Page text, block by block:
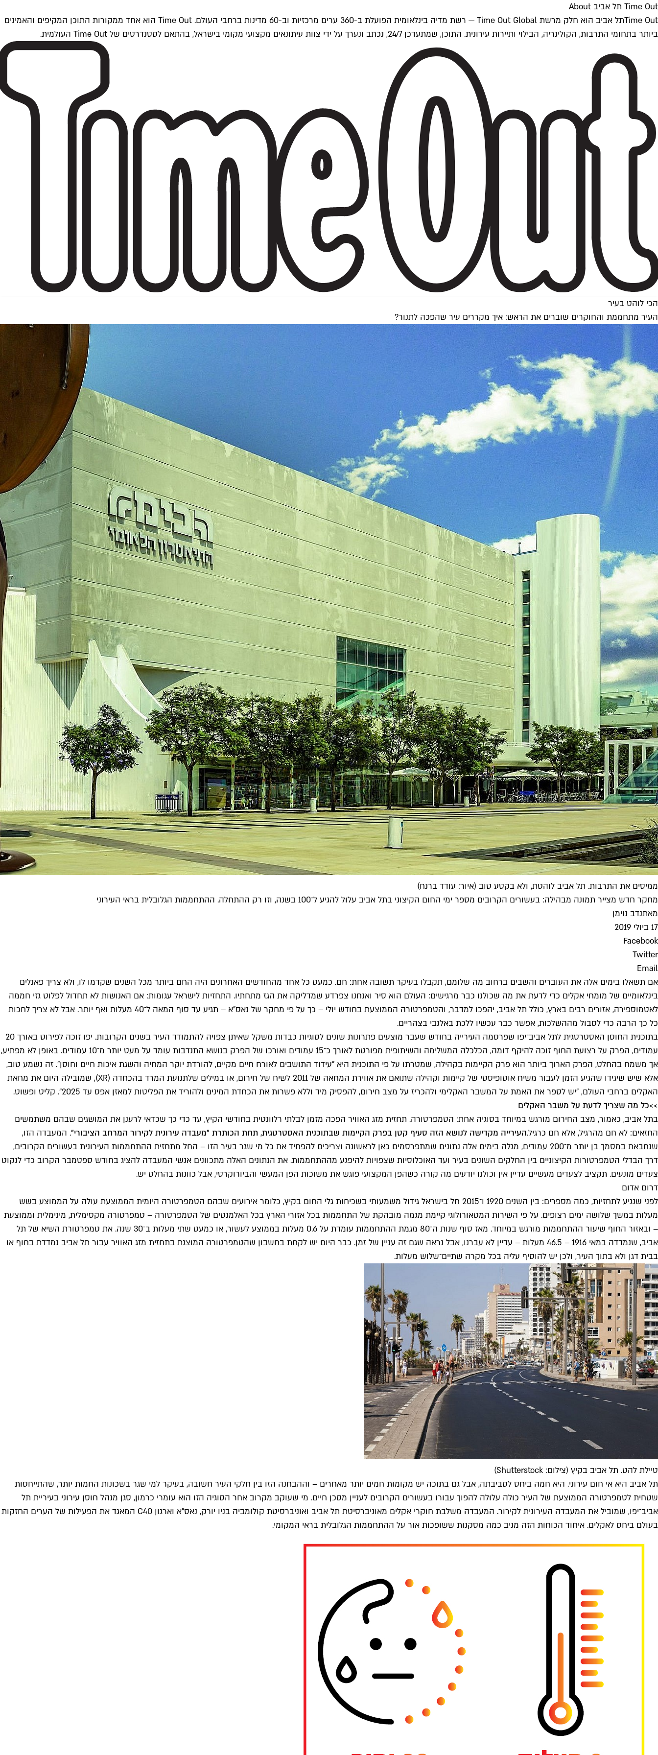
Time Out תל אביב About
Time Outתל אביב הוא חלק מרשת Time Out Global — רשת מדיה בינלאומית הפועלת ב-360 ערים מרכזיות וב-60 מדינות ברחבי העולם. Time Out הוא אחד ממקורות התוכן המקיפים והאמינים
ביותר בתחומי התרבות, הקולינריה, הבילוי ותיירות עירונית. התוכן, שמתעדכן 24/7, נכתב ונערך על ידי צוות עיתונאים מקצועי מקומי בישראל, בהתאם לסטנדרטים של Time Out העולמית.
הכי לוהט בעיר
העיר מתחממת והחוקרים שוברים את הראש: איך מקררים עיר שהפכה לתנור?
ממיסים את התרבות. תל אביב לוהטת, ולא בקטע טוב (איור: עודד ברנח)
מחקר חדש מצייר תמונה מבהילה: בעשורים הקרובים מספר ימי החום הקיצוני בתל אביב עלול להגיע ל־100 בשנה, וזו רק ההתחלה. ההתחממות הגלובלית בראי העירוני
מאתנדב נוימן
17 ביולי 2019
Facebook
Twitter
Email
אם תשאלו בימים אלה את העוברים והשבים ברחוב מה שלומם, תקבלו בעיקר תשובה אחת: חם. כמעט כל אחד מהחודשים האחרונים היה החם ביותר מכל השנים שקדמו לו, ולא צריך פאנלים
בינלאומיים של מומחי אקלים כדי לדעת את מה שכולנו כבר מרגישים: העולם הוא סיר ואנחנו צפרדע שמדליקה את הגז מתחתיו. התחזיות לישראל עגומות: אם האנושות לא תחדול לפלוט גזי חממה
לאטמוספירה, אזורים רבים בארץ, כולל תל אביב, יהפכו למדבר, והטמפרטורה הממוצעת בחודש יולי – כך על פי מחקר של נאס"א – תגיע עד סוף המאה ל־40 מעלות ואף יותר. אבל לא צריך לחכות
כל כך הרבה כדי לסבול מההשלכות, אפשר כבר עכשיו ללכת באלנבי בצהריים.
בתוכנית החוסן האסטרטגית לתל אביב־יפו שפרסמה העירייה בחודש שעבר מוצעים פתרונות שונים לסוגיות כבדות משקל שאיתן צפויה להתמודד העיר בשנים הקרובות. יפו זוכה לפירוט באורך 20
עמודים, הפרק על רצועת החוף זוכה להיקף דומה, הכלכלה המשלימה והשיתופית מפורטת לאורך כ־15 עמודים ואורכו של הפרק בנושא התנדבות עומד על מעט יותר מ־10 עמודים. באופן לא מפתיע,
אך משמח בהחלט, הפרק הארוך ביותר הוא פרק הקיימות בקהילה, שמטרתו על פי התוכנית היא "עידוד התושבים לאורח חיים מקיים, להורדת יוקר המחיה והשגת איכות חיים וחוסן". זה נשמע טוב,
אלא שיש שיגידו שהגיע הזמן לעבור משיח אוטופיסטי של קיימות וקהילה שתואם את אווירת המחאה של 2011 לשיח של חירום, או במילים של
תנועת המרד בהכחדה (XR)
, שמובילה היום את מחאת
האקלים ברחבי העולם, "יש לספר את האמת על המשבר האקלימי ולהכריז על מצב חירום, להפסיק מיד וללא פשרות את הכחדת המינים ולהוריד את הפליטות למאזן אפס עד 2025". קליט ופשוט.
>>כל מה שצריך לדעת על משבר האקלים
בתל אביב, כאמור, מצב החירום מורגש במיוחד בסוגיה אחת: הטמפרטורה. תחזית מזג האוויר הפכה מזמן לבלתי רלוונטית בחודשי הקיץ, עד כדי כך שכדאי לרענן את המושגים שבהם משתמשים
החזאים: לא חם מהרגיל, אלא חם כרגיל.העירייה מקדישה לנושא הזה סעיף קטן בפרק הקיימות שבתוכנית האסטרטגית, תחת הכותרת "מעבדה עירונית לקירור המרחב הציבורי". המעבדה הזו,
שנחבאת במסמך בן יותר מ־200 עמודים, מגלה בימים אלה נתונים שמתפרסמים כאן לראשונה וצריכים להפחיד את כל מי שגר בעיר הזו – החל מתחזית ההתחממות העירונית בעשורים הקרובים,
דרך הבדלי הטמפרטורות הקיצוניים בין החלקים השונים בעיר ועד האוכלוסיות שצפויות להיפגע מההתחממות. את הנתונים האלה מתכוונים אנשי המעבדה להציג בחודש ספטמבר הקרוב כדי לנקוט
צעדים מונעים. תקציב לצעדים מעשיים עדיין אין וכולנו יודעים מה קורה כשהפן המקצועי פוגש את משוכות הפן המעשי והביורוקרטי, אבל כוונות בהחלט יש.
דרום אדום
לפני שנגיע לתחזיות, כמה מספרים: בין השנים 1920 ו־2015 חל בישראל גידול משמעותי בשכיחות גלי החום בקיץ, כלומר אירועים שבהם הטמפרטורה היומית הממוצעת עולה על הממוצע בשש
מעלות במשך שלושה ימים רצופים. על פי השירות המטאורולוגי קיימת מגמה מובהקת של התחממות בכל אזורי הארץ בכל האלמנטים של הטמפרטורה – טמפרטורה מקסימלית, מינימלית וממוצעת
– ובאזור החוף שיעור ההתחממות מורגש במיוחד. מאז סוף שנות ה־80 מגמת ההתחממות עומדת על 0.6 מעלות בממוצע לעשור, או כמעט שתי מעלות ב־30 שנה. את טמפרטורת השיא של תל
אביב, שנמדדה במאי 1916 – 46.5 מעלות – עדיין לא עברנו, אבל נראה שגם זה עניין של זמן. כבר היום יש לקחת בחשבון שהטמפרטורה המוצגת בתחזית מזג האוויר עבור תל אביב נמדדת בחוף או
בבית דגן ולא בתוך העיר, ולכן יש להוסיף עליה בכל מקרה שתיים־שלוש מעלות.
טיילת להט. תל אביב בקיץ (צילום: Shutterstock)
תל אביב היא אי חום עירוני. היא חמה ביחס לסביבתה, אבל גם בתוכה יש מקומות חמים יותר מאחרים – וההבחנה הזו בין חלקי העיר חשובה, בעיקר למי שגר בשכונות החמות יותר, שהתייחסות
שטחית לטמפרטורה הממוצעת של העיר כולה עלולה להפוך עבורו בעשורים הקרובים לעניין מסכן חיים. מי שעוקב מקרוב אחר הסוגיה הזו הוא עומרי כרמון, סגן מנהל חוסן עירוני בעיריית תל
אביב־יפו, שמוביל את המעבדה העירונית לקירור. המעבדה משלבת חוקרי אקלים מאוניברסיטת תל אביב ואוניברסיטת קולומביה בניו יורק, נאס"א וארגון C40 המאגד את הפעילות של הערים החזקות
בעולם ביחס לאקלים. איחוד הכוחות הזה מניב כמה מסקנות ששופכות אור על ההתחממות הגלובלית בראי המקומי.